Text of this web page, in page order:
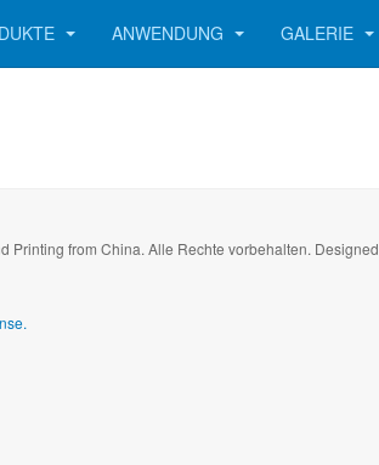
ANWENDUNG GALERIE
Printing from China. Alle Rechte vorbehalten. Designed